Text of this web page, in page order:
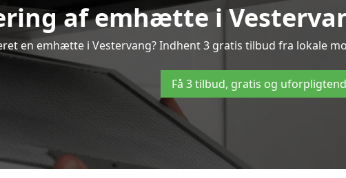
af emhætte i
en emhætte i Vestervang? Indhent 3 gratis tilbud fra lokale
Få 3 tilbud, gratis og